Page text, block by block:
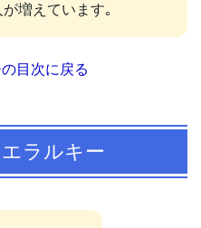
増えています｡
目次に戻る
ラルキー